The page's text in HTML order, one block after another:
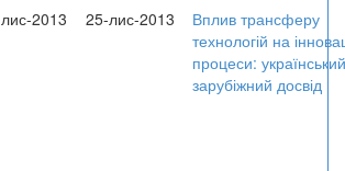
лис-2013 25-лис-2013
Вплив трансферу
технологій на
процеси:
зарубіжний досвід